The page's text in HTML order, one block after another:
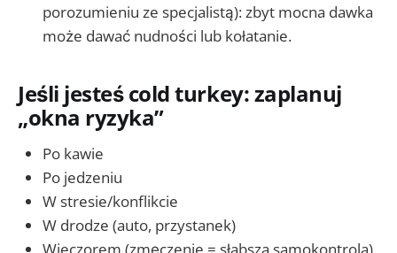
porozumieniu ze specjalistą): zbyt mocna dawka
może dawać nudności lub kołatanie.
Jeśli jesteś cold turkey: zaplanuj
„okna ryzyka”
Po kawie
Po jedzeniu
W stresie/konflikcie
W drodze (auto, przystanek)